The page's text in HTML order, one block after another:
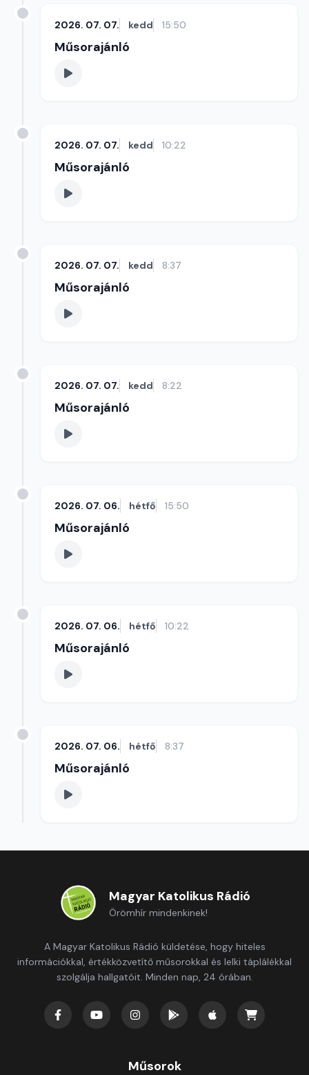
2026. 07. 07. kedd 15:50
Műsorajánló
2026. 07. 07. kedd 10:22
Műsorajánló
2026. 07. 07. kedd 8:37
Műsorajánló
2026. 07. 07. kedd 8:22
Műsorajánló
2026. 07. 06. hétfő 15:50
Műsorajánló
2026. 07. 06. hétfő 10:22
Műsorajánló
2026. 07. 06. hétfő 8:37
Műsorajánló
Magyar Katolikus Rádió
Örömhír mindenkinek!
A Magyar Katolikus Rádió küldetése, hogy hiteles
információkkal, értékközvetítő műsorokkal és lelki táplálékkal
szolgálja hallgatóit. Minden nap, 24 órában.
Műsorok